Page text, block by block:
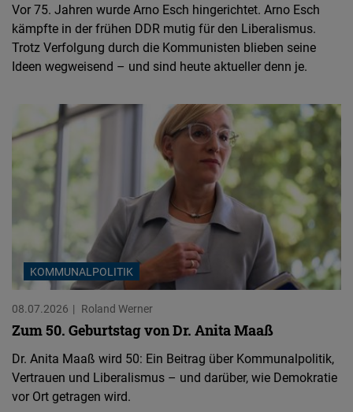
Vor 75. Jahren wurde Arno Esch hingerichtet. Arno Esch
kämpfte in der frühen DDR mutig für den Liberalismus.
Trotz Verfolgung durch die Kommunisten blieben seine
Ideen wegweisend – und sind heute aktueller denn je.
KOMMUNALPOLITIK
08.07.2026 Roland Werner
Zum 50. Geburtstag von Dr. Anita Maaß
Dr. Anita Maaß wird 50: Ein Beitrag über Kommunalpolitik,
Vertrauen und Liberalismus – und darüber, wie Demokratie
vor Ort getragen wird.